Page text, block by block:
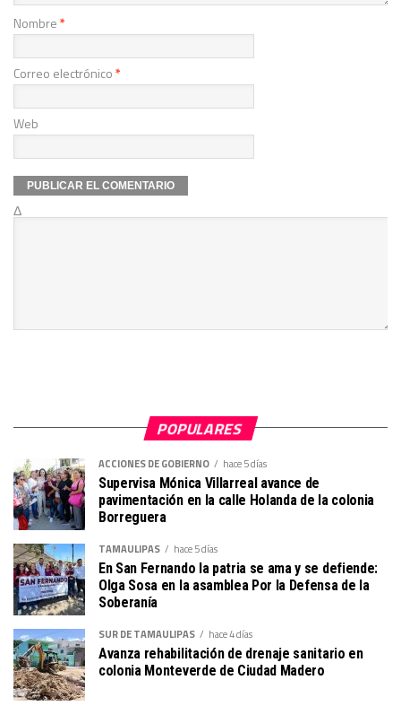
Nombre*
Correo electrónico*
Web
Δ
POPULARES
ACCIONES DE GOBIERNO hace 5 días
Supervisa Mónica Villarreal avance de
pavimentación en la calle Holanda de la colonia
Borreguera
TAMAULIPAS hace 5 días
En San Fernando la patria se ama y se defiende:
Olga Sosa en la asamblea Por la Defensa de la
Soberanía
SUR DE TAMAULIPAS hace 4 días
Avanza rehabilitación de drenaje sanitario en
colonia Monteverde de Ciudad Madero